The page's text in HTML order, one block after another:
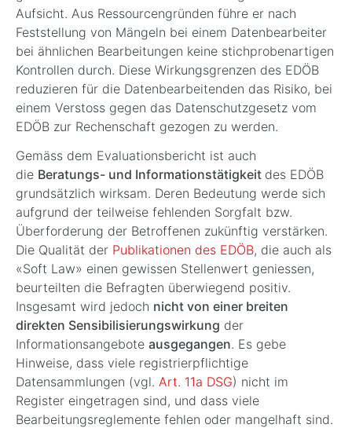
Aufsicht. Aus Ressourcengründen führe er nach
Feststellung von Mängeln bei einem Datenbearbeiter
bei ähnlichen Bearbeitungen keine stichprobenartigen
Kontrollen durch. Diese Wirkungsgrenzen des EDÖB
reduzieren für die Datenbearbeitenden das Risiko, bei
einem Verstoss gegen das Datenschutzgesetz vom
EDÖB zur Rechenschaft gezogen zu werden.
Gemäss dem Evaluationsbericht ist auch
die Beratungs- und Informationstätigkeit des EDÖB
grundsätzlich wirksam. Deren Bedeutung werde sich
aufgrund der teilweise fehlenden Sorgfalt bzw.
Überforderung der Betroffenen zukünftig verstärken.
Die Qualität der Publikationen des EDÖB, die auch als
«Soft Law» einen gewissen Stellenwert geniessen,
beurteilten die Befragten überwiegend positiv.
Insgesamt wird jedoch nicht von einer breiten
direkten Sensibilisierungswirkung der
Informationsangebote ausgegangen. Es gebe
Hinweise, dass viele registrierpflichtige
Datensammlungen (vgl. Art. 11a DSG) nicht im
Register eingetragen sind, und dass viele
Bearbeitungsreglemente fehlen oder mangelhaft sind.